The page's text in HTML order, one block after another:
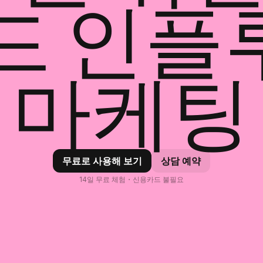
인플
마케팅
무료로 사용해 보기 상담 예약
14일 무료 체험・신용카드 불필요